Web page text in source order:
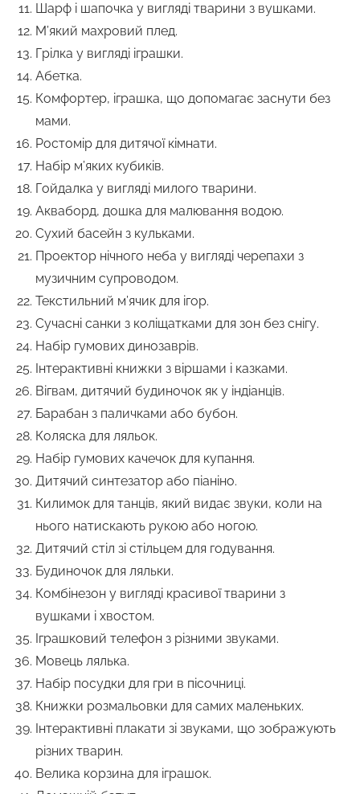
Шарф і шапочка у вигляді тварини з вушками.
М’який махровий плед.
Грілка у вигляді іграшки.
Абетка.
Комфортер, іграшка, що допомагає заснути без
мами.
Ростомір для дитячої кімнати.
Набір м’яких кубиків.
Гойдалка у вигляді милого тварини.
Акваборд, дошка для малювання водою.
Сухий басейн з кульками.
Проектор нічного неба у вигляді черепахи з
музичним супроводом.
Текстильний м’ячик для ігор.
Сучасні санки з коліщатками для зон без снігу.
Набір гумових динозаврів.
Інтерактивні книжки з віршами і казками.
Вігвам, дитячий будиночок як у індіанців.
Барабан з паличками або бубон.
Коляска для ляльок.
Набір гумових качечок для купання.
Дитячий синтезатор або піаніно.
Килимок для танців, який видає звуки, коли на
нього натискають рукою або ногою.
Дитячий стіл зі стільцем для годування.
Будиночок для ляльки.
Комбінезон у вигляді красивої тварини з
вушками і хвостом.
Іграшковий телефон з різними звуками.
Мовець лялька.
Набір посудки для гри в пісочниці.
Книжки розмальовки для самих маленьких.
Інтерактивні плакати зі звуками, що зображують
різних тварин.
Велика корзина для іграшок.